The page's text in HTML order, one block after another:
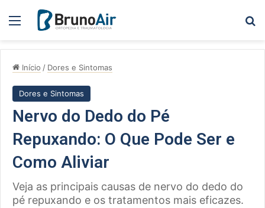
Menu
Início / Dores e Sintomas
Dores e Sintomas
Nervo do Dedo do Pé
Repuxando: O Que Pode Ser e
Como Aliviar
Veja as principais causas de nervo do dedo do
pé repuxando e os tratamentos mais eficazes.